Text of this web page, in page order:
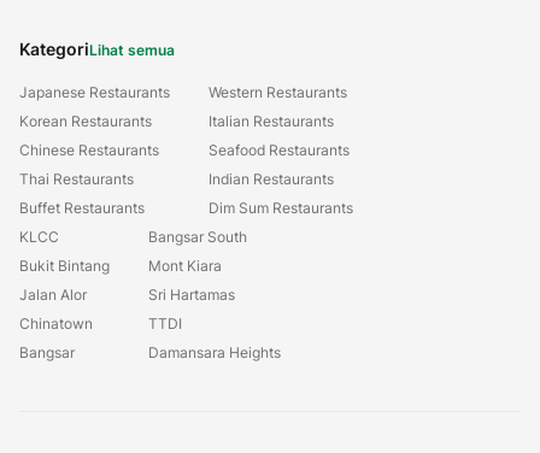
KategoriLihat semua
Japanese Restaurants
Korean Restaurants
Chinese Restaurants
Thai Restaurants
Buffet Restaurants
Western Restaurants
Italian Restaurants
Seafood Restaurants
Indian Restaurants
Dim Sum Restaurants
KLCC
Bukit Bintang
Jalan Alor
Chinatown
Bangsar
Bangsar South
Mont Kiara
Sri Hartamas
TTDI
Damansara Heights